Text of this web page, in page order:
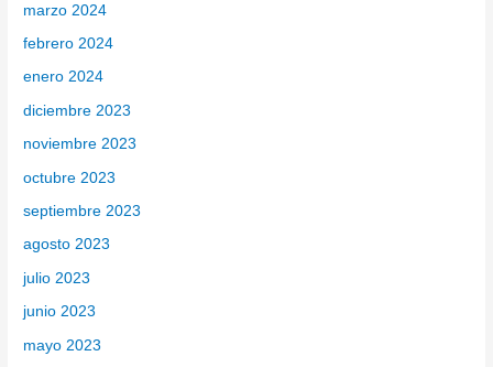
marzo 2024
febrero 2024
enero 2024
diciembre 2023
noviembre 2023
octubre 2023
septiembre 2023
agosto 2023
julio 2023
junio 2023
mayo 2023